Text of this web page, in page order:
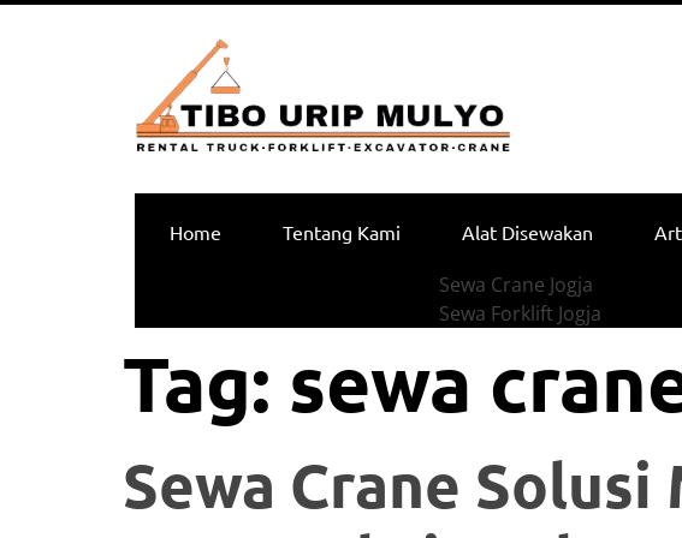
Home Tentang Kami Alat Disewakan
Sewa Crane Jogja
Sewa Forklift Jogja
Tag: sewa
Sewa Crane